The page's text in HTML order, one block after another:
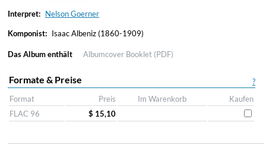
Interpret: Nelson Goerner
Komponist: Isaac Albeniz (1860-1909)
Das Album enthält Albumcover Booklet (PDF)
?
Formate & Preise
Format Preis Im Warenkorb
Kaufen
FLAC 96
$ 15,10